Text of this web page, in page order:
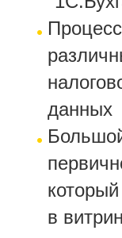
данных
в